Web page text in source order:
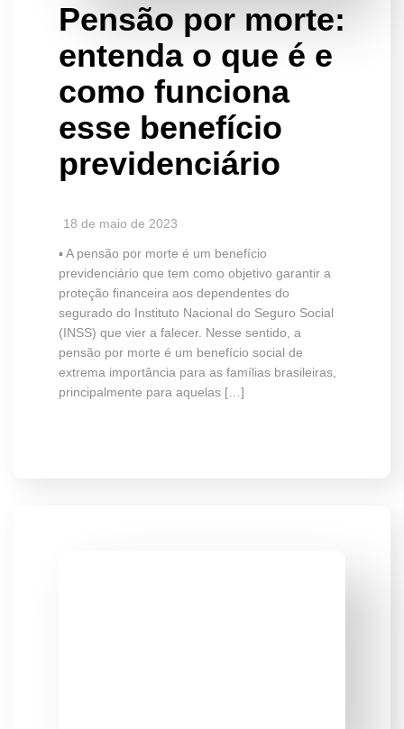
Pensão por morte:
entenda o que é e
como funciona
esse benefício
previdenciário
18 de maio de 2023
▪️ A pensão por morte é um benefício
previdenciário que tem como objetivo garantir a
proteção financeira aos dependentes do
segurado do Instituto Nacional do Seguro Social
(INSS) que vier a falecer. Nesse sentido, a
pensão por morte é um benefício social de
extrema importância para as famílias brasileiras,
principalmente para aquelas […]